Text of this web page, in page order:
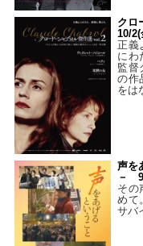
クロ
10/2(
正
にわ
監督
の作
をは
声を
－
その
めて
サバ